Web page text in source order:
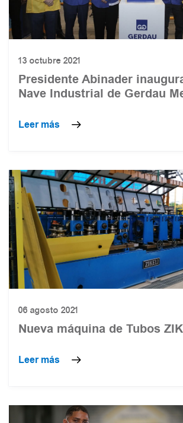
13 octubre 2021
Presidente Abinader
Nave Industrial de Gerdau
Leer más
06 agosto 2021
Nueva máquina de Tubos
Leer más